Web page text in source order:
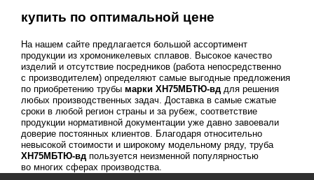
купить по оптимальной цене
На нашем сайте предлагается большой ассортимент
продукции из хромоникелевых сплавов. Высокое качество
изделий и отсутствие посредников (работа непосредственно
с производителем) определяют самые выгодные предложения
по приобретению трубы марки ХН75МБТЮ-вддля решения
любых производственных задач. Доставка в самые сжатые
сроки в любой регион страны и за рубеж, соответствие
продукции нормативной документации уже давно завоевали
доверие постоянных клиентов. Благодаря относительно
невысокой стоимости и широкому модельному ряду, труба
ХН75МБТЮ-вдпользуется неизменной популярностью
во многих сферах производства.